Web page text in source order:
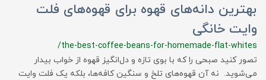
بهترین دانه‌های قهوه برای قهوه‌های فلت
وایت خانگی
/the-best-coffee-beans-for-homemade-flat-whites
تصور کنید صبحی را که با بوی تازه و دل‌انگیز قهوه از خواب بیدار
می‌شوید. نه آن قهوه‌های تلخ و سنگین کافه‌ها، بلکه یک فلت وایت